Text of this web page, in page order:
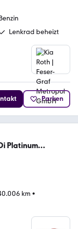
Lenkrad beheizt
Parken
Platinum
km •